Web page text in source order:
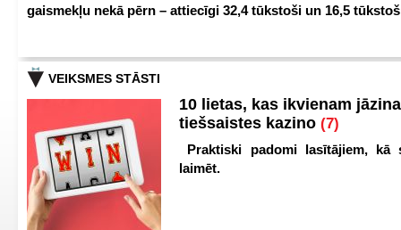
gaismekļu nekā pērn – attiecīgi 32,4 tūkstoši un 16,5
VEIKSMES STĀSTI
10 lietas, kas ikvienam
tiešsaistes kazino (7)
Praktiski padomi lasītājiem, kā
laimēt.